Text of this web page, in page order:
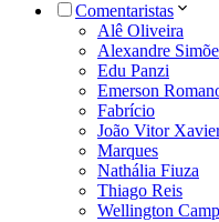
Comentaristas
Alê Oliveira
Alexandre
Edu Panzi
Emerson
Fabrício
João Vitor
Marques
Nathália Fiuza
Thiago Reis
Wellington